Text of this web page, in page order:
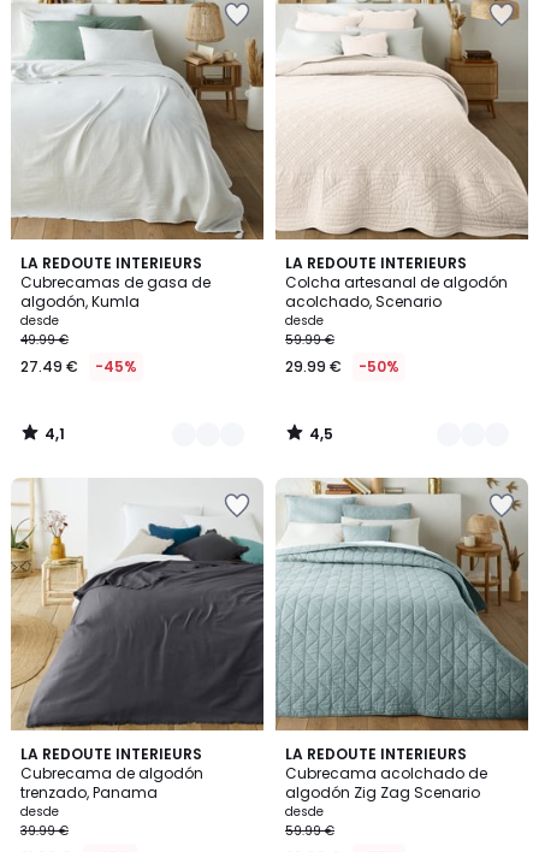
LA REDOUTE INTERIEURS
Cubrecamas de gasa de
algodón, Kumla
desde
49.99 €
27.49 € -45%
4,1
/ 5
6
Colores
4,1
/
LA REDOUTE INTERIEURS
Colcha artesanal de algodón
acolchado, Scenario
desde
59.99 €
29.99 € -50%
4,5
/ 5
8
Colores
4,5
/
LA REDOUTE INTERIEURS
Cubrecama de algodón
trenzado, Panama
desde
39.99 €
3,8
/ 5
5
Colores
LA REDOUTE INTERIEURS
Cubrecama acolchado de
algodón Zig Zag Scenario
desde
59.99 €
4,4
/ 5
8
Colores